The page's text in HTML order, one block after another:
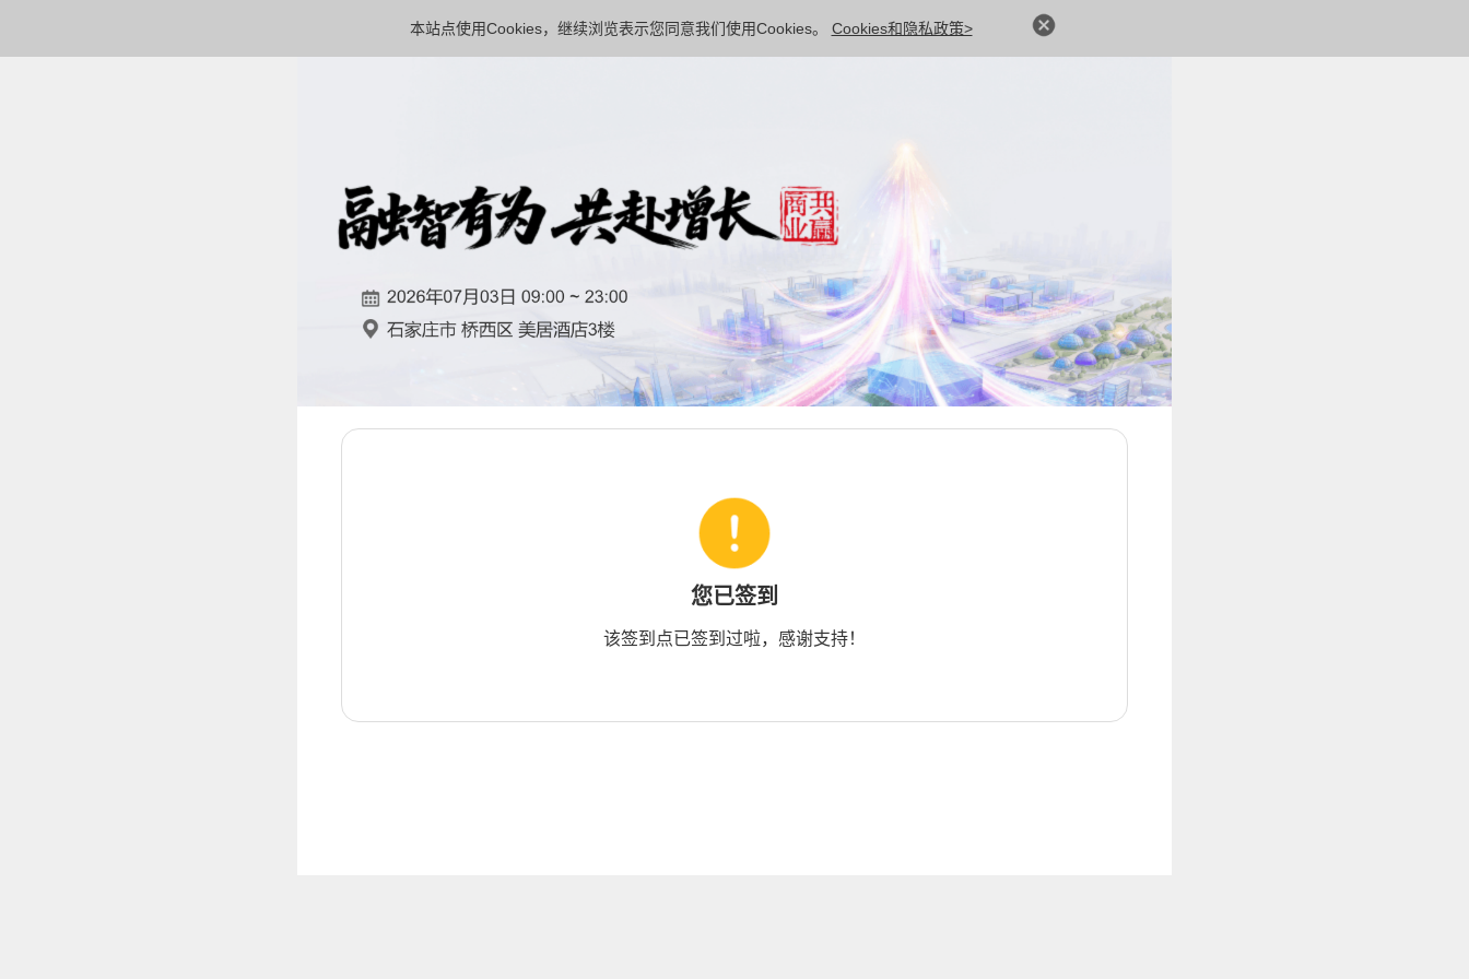
本站点使用Cookies，继续浏览表示您同意我们使用Cookies。 Cookies和隐私政策>
您已签到
该签到点已签到过啦，感谢支持！